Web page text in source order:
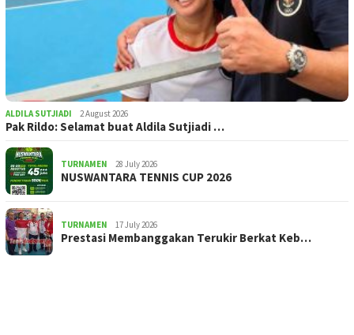
ALDILA SUTJIADI 2 August 2026
Pak Rildo: Selamat buat Aldila Sutjiadi …
TURNAMEN 28 July 2026
NUSWANTARA TENNIS CUP 2026
TURNAMEN 17 July 2026
Prestasi Membanggakan Terukir Berkat Keb…